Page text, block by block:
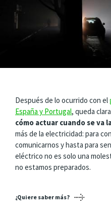
Después de lo ocurrido con el
España y Portugal, queda
cómo actuar cuando se va
más de la electricidad: para
comunicarnos y hasta para
eléctrico no es solo una
no estamos preparados.
¿Quiere saber más?